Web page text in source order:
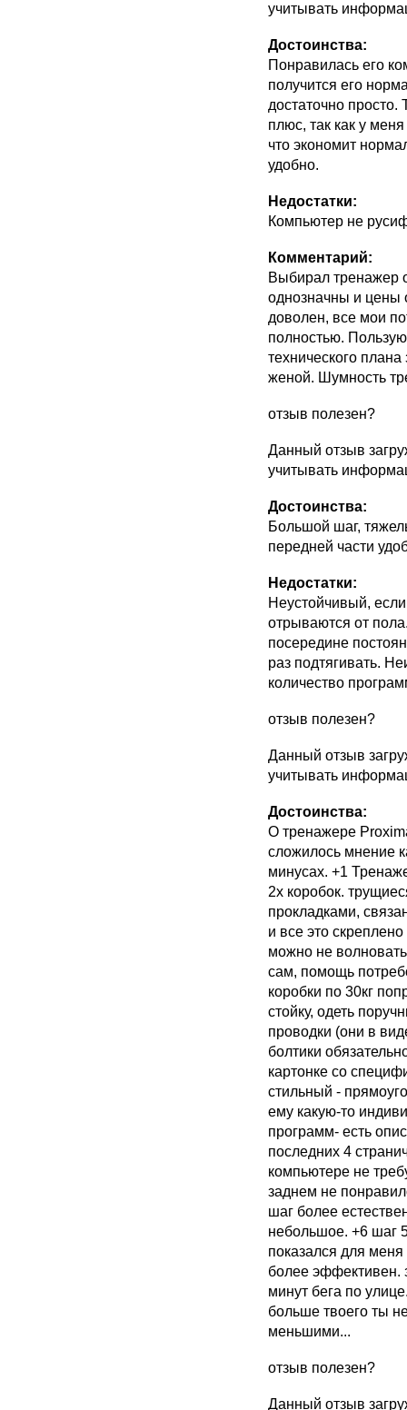
учитывать
Достоинства:
Понравилась его
получится его
достаточно
плюс, так как у
что экономит
удобно.
Недостатки:
Компьютер не
Комментарий:
Выбирал тренажер
однозначны и цены
доволен, все мои
полностью.
технического
женой. Шумность
отзыв полезен?
Данный отзыв
учитывать
Достоинства:
Большой шаг,
передней части
Недостатки:
Неустойчивый,
отрываются от
посередине
раз подтягивать.
количество
отзыв полезен?
Данный отзыв
учитывать
Достоинства:
О тренажере
сложилось мнение
минусах. +1
2х коробок.
прокладками,
и все это
можно не
сам, помощь
коробки по 30кг
стойку, одеть
проводки (они в
болтики
картонке со
стильный -
ему какую-то
программ- есть
последних 4
компьютере не
заднем не
шаг более
небольшое. +6 шаг
показался для
более эффективен.
минут бега по
больше твоего ты
меньшими...
отзыв полезен?
Данный отзыв